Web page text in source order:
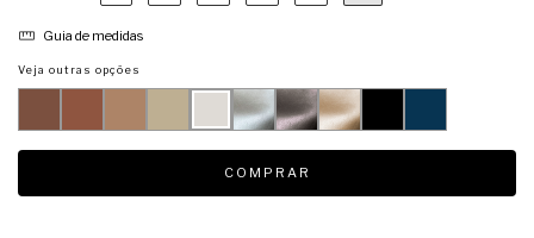
Guia de medidas
Veja outras opções